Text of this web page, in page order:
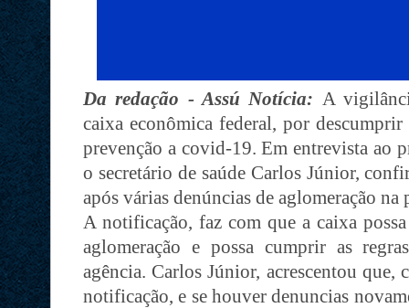
Da redação - Assú Notícia: A
caixa econômica federal, por descumprir
prevenção a covid-19. Em entrevista ao
o secretário de saúde Carlos Júnior,
após várias denúncias de aglomeração na
A notificação, faz com que a caixa
aglomeração e possa cumprir as
agência. Carlos Júnior, acrescentou que,
notificação, e se houver denuncias